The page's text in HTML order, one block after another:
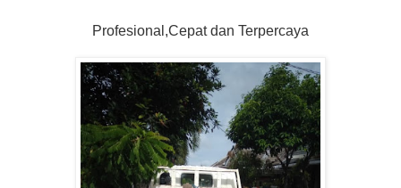
Profesional,Cepat dan Terpercaya